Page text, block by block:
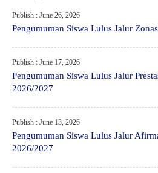
Publish : June 26, 2026
Pengumuman Siswa Lulus Jalur
Publish : June 17, 2026
Pengumuman Siswa Lulus Jalur
2026/2027
Publish : June 13, 2026
Pengumuman Siswa Lulus Jalur
2026/2027